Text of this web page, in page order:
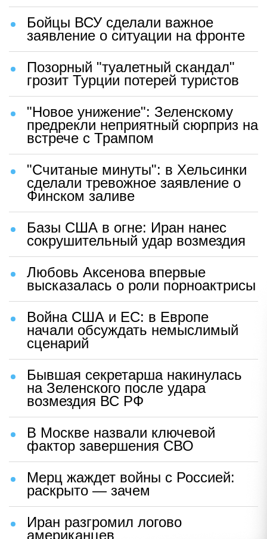
Бойцы ВСУ сделали важное
заявление о ситуации на фронте
Позорный "туалетный скандал"
грозит Турции потерей туристов
"Новое унижение": Зеленскому
предрекли неприятный сюрприз на
встрече с Трампом
"Считаные минуты": в Хельсинки
сделали тревожное заявление о
Финском заливе
Базы США в огне: Иран нанес
сокрушительный удар возмездия
Любовь Аксенова впервые
высказалась о роли порноактрисы
Война США и ЕС: в Европе
начали обсуждать немыслимый
сценарий
Бывшая секретарша накинулась
на Зеленского после удара
возмездия ВС РФ
В Москве назвали ключевой
фактор завершения СВО
Мерц жаждет войны с Россией:
раскрыто — зачем
Иран разгромил логово
американцев